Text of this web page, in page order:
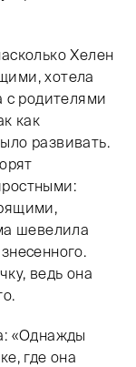
Хелен
хотела
с родителями
как
развивать.
шевелила
ведь она
«Однажды
где она